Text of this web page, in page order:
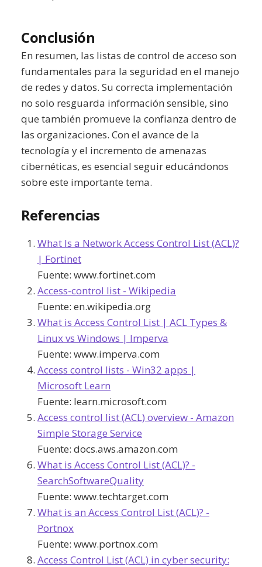
Conclusión
En resumen, las listas de control de acceso son
fundamentales para la seguridad en el manejo
de redes y datos. Su correcta implementación
no solo resguarda información sensible, sino
que también promueve la confianza dentro de
las organizaciones. Con el avance de la
tecnología y el incremento de amenazas
cibernéticas, es esencial seguir educándonos
sobre este importante tema.
Referencias
What Is a Network Access Control List (ACL)?
| Fortinet
Fuente: www.fortinet.com
Access-control list - Wikipedia
Fuente: en.wikipedia.org
What is Access Control List | ACL Types &
Linux vs Windows | Imperva
Fuente: www.imperva.com
Access control lists - Win32 apps |
Microsoft Learn
Fuente: learn.microsoft.com
Access control list (ACL) overview - Amazon
Simple Storage Service
Fuente: docs.aws.amazon.com
What is Access Control List (ACL)? -
SearchSoftwareQuality
Fuente: www.techtarget.com
What is an Access Control List (ACL)? -
Portnox
Fuente: www.portnox.com
Access Control List (ACL) in cyber security: